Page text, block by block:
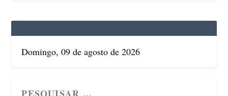
Domingo, 09 de agosto de 2026